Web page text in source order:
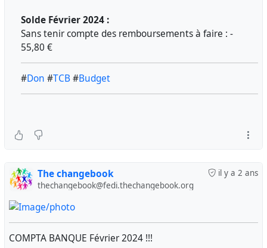
Solde Février 2024 :
Sans tenir compte des remboursements à faire : -
55,80 €
#Don #TCB#Budget
il y a 2 ans
The changebook
thechangebook@fedi.thechangebook.org
COMPTA BANQUE Février 2024 !!!